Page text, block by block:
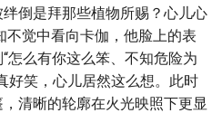
倒是拜那些植物所赐？心儿心
觉中看向卡伽，他脸上的表
怎么有你这么笨、不知危险为
好笑，心儿居然这么想。此时
清晰的轮廓在火光映照下更显